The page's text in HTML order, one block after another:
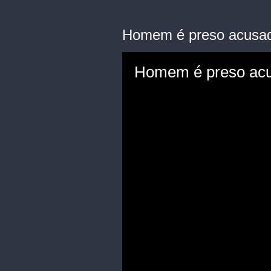
Homem é preso
Homem é preso